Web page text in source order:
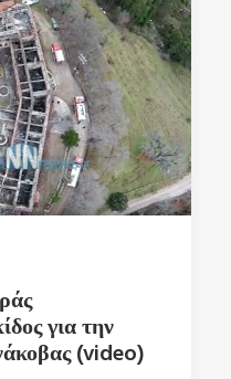
για την
(video)